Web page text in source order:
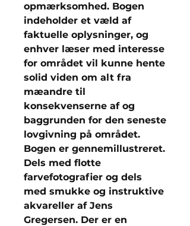
opmærksomhed. Bogen
indeholder et væld af
faktuelle oplysninger, og
enhver læser med interesse
for området vil kunne hente
solid viden om alt fra
mæandre til
konsekvenserne af og
baggrunden for den seneste
lovgivning på området.
Bogen er gennemillustreret.
Dels med flotte
farvefotografier og dels
med smukke og instruktive
akvareller af Jens
Gregersen. Der er en